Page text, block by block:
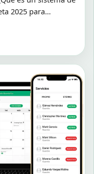
2025 para…